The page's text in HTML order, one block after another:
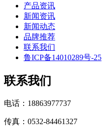
产品资讯
新闻资讯
新闻动态
品牌推荐
联系我们
鲁ICP备14010289号-25
联系我们
电话：18863977737
传真：0532-84461327